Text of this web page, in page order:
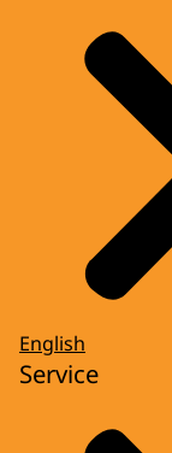
English
Service